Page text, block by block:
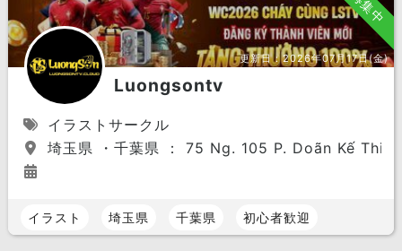
更新日：2026年07月17日(金)
Luongsontv
イラストサークル
埼玉県 ・千葉県 ： 75 Ng. 105 P. Doãn Kế
イラスト 埼玉県 千葉県 初心者歓迎